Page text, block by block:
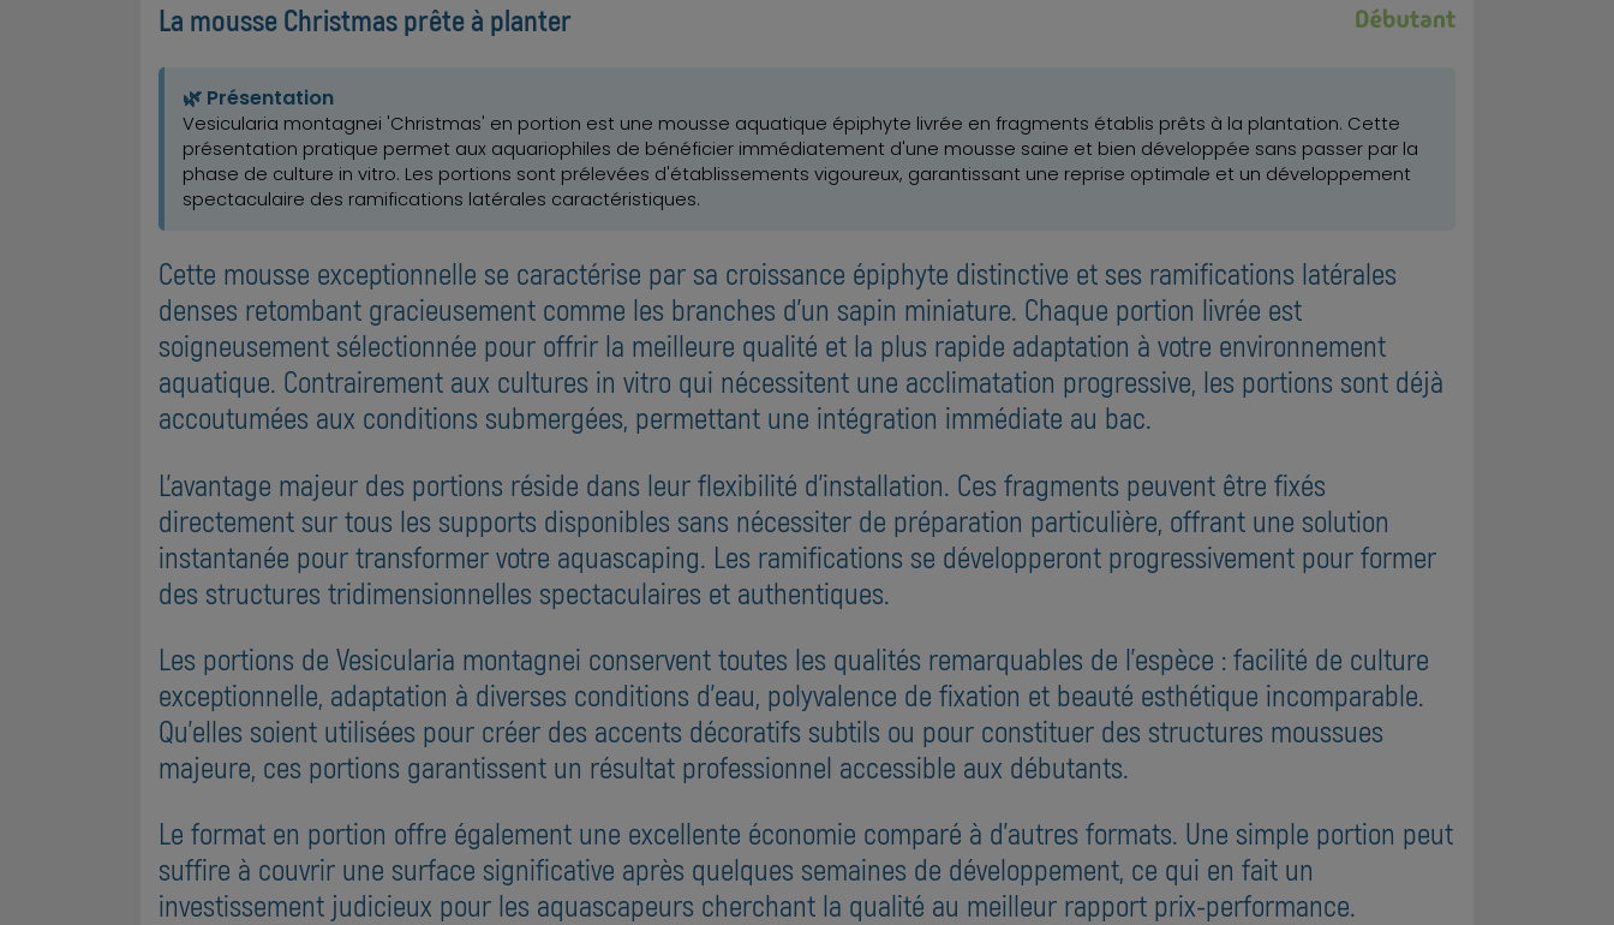
La mousse Christmas prête à planter
🌿 Présentation
Vesicularia montagnei 'Christmas' en portion est une mousse aquatique épiphyte livrée en fragments établis prêts à la plantation. Cette
présentation pratique permet aux aquariophiles de bénéficier immédiatement d'une mousse saine et bien développée sans passer par la
phase de culture in vitro. Les portions sont prélevées d'établissements vigoureux, garantissant une reprise optimale et un développement
spectaculaire des ramifications latérales caractéristiques.
Cette mousse exceptionnelle se caractérise par sa croissance épiphyte distinctive et ses ramifications latérales
denses retombant gracieusement comme les branches d'un sapin miniature. Chaque portion livrée est
soigneusement sélectionnée pour offrir la meilleure qualité et la plus rapide adaptation à votre environnement
aquatique. Contrairement aux cultures in vitro qui nécessitent une acclimatation progressive, les portions sont déjà
accoutumées aux conditions submergées, permettant une intégration immédiate au bac.
L'avantage majeur des portions réside dans leur flexibilité d'installation. Ces fragments peuvent être fixés
directement sur tous les supports disponibles sans nécessiter de préparation particulière, offrant une solution
instantanée pour transformer votre aquascaping. Les ramifications se développeront progressivement pour former
des structures tridimensionnelles spectaculaires et authentiques.
Les portions de Vesicularia montagnei conservent toutes les qualités remarquables de l'espèce : facilité de culture
exceptionnelle, adaptation à diverses conditions d'eau, polyvalence de fixation et beauté esthétique incomparable.
Qu'elles soient utilisées pour créer des accents décoratifs subtils ou pour constituer des structures moussues
majeure, ces portions garantissent un résultat professionnel accessible aux débutants.
Le format en portion offre également une excellente économie comparé à d'autres formats. Une simple portion peut
suffire à couvrir une surface significative après quelques semaines de développement, ce qui en fait un
investissement judicieux pour les aquascapeurs cherchant la qualité au meilleur rapport prix-performance.